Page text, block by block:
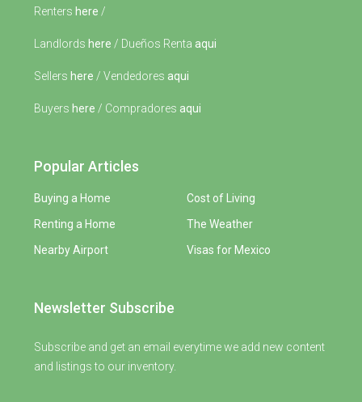
Renters here /
Landlords here / Dueños Renta aqui
Sellers here / Vendedores aqui
Buyers here / Compradores aqui
Popular Articles
Buying a Home
Renting a Home
Nearby Airport
Cost of Living
The Weather
Visas for Mexico
Newsletter Subscribe
Subscribe and get an email everytime we add new content
and listings to our inventory.